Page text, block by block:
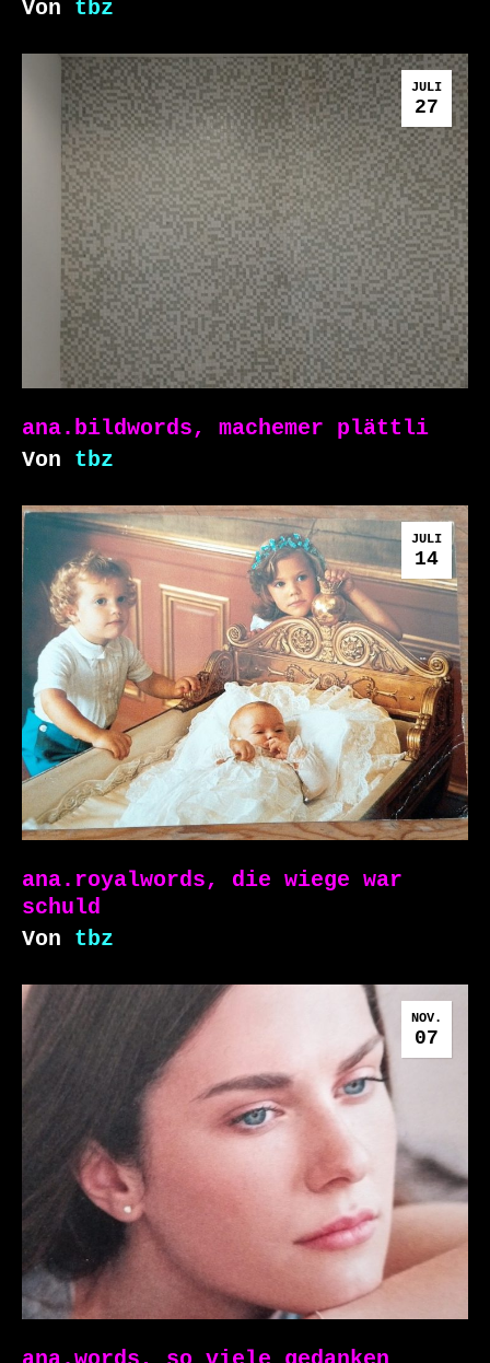
Von tbz
JULI
27
ana.bildwords, machemer plättli
Von tbz
JULI
14
ana.royalwords, die wiege war
schuld
Von tbz
NOV.
07